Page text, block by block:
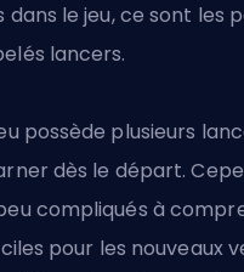
dans le jeu, ce sont les
lancers.
possède plusieurs
dès le départ.
compliqués à
pour les nouveaux